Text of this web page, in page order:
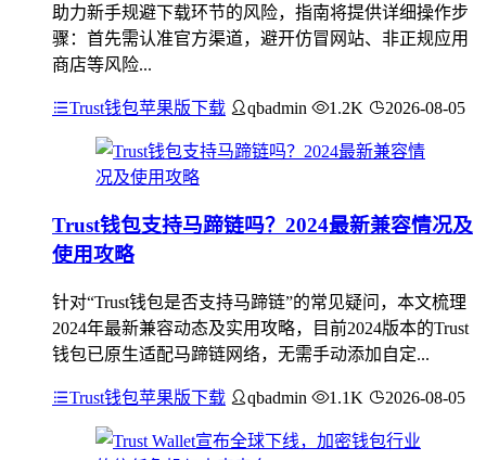
助力新手规避下载环节的风险，指南将提供详细操作步
骤：首先需认准官方渠道，避开仿冒网站、非正规应用
商店等风险...
Trust钱包苹果版下载 qbadmin 1.2K 2026-08-05
Trust钱包支持马蹄链吗？2024最新兼容情况及
使用攻略
针对“Trust钱包是否支持马蹄链”的常见疑问，本文梳理
2024年最新兼容动态及实用攻略，目前2024版本的Trust
钱包已原生适配马蹄链网络，无需手动添加自定...
Trust钱包苹果版下载 qbadmin 1.1K 2026-08-05